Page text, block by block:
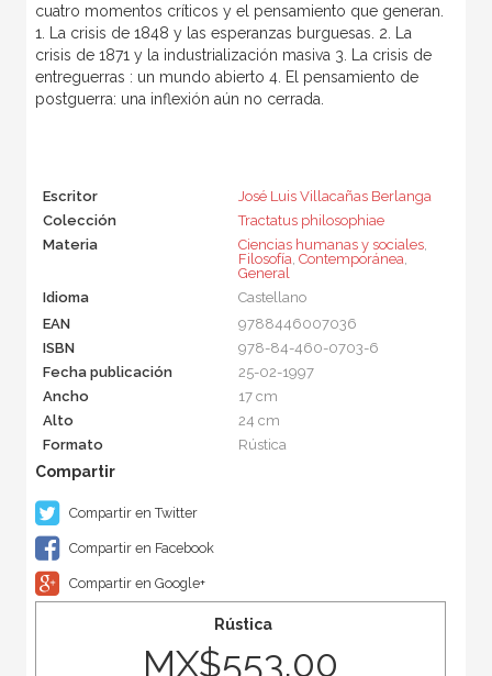
cuatro momentos críticos y el pensamiento que generan.
1. La crisis de 1848 y las esperanzas burguesas. 2. La
crisis de 1871 y la industrialización masiva 3. La crisis de
entreguerras : un mundo abierto 4. El pensamiento de
postguerra: una inflexión aún no cerrada.
Escritor
José Luis Villacañas Berlanga
Colección
Tractatus philosophiae
Materia
Ciencias humanas y sociales,
Filosofía, Contemporánea,
General
Idioma
Castellano
EAN
9788446007036
ISBN
978-84-460-0703-6
Fecha publicación
25-02-1997
Ancho
17 cm
Alto
24 cm
Formato
Rústica
Compartir en Twitter
Compartir en Facebook
Compartir en Google+
Rústica
MX$553.00